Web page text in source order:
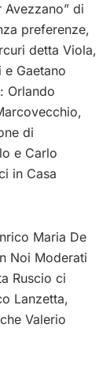
di
preferenze,
detta Viola,
Gaetano
Orlando
di
e Carlo
in Casa
Maria De
Noi Moderati
Ruscio ci
Lanzetta,
Valerio